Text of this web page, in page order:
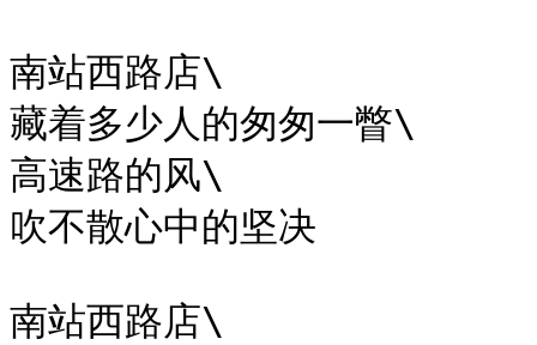
南站西路店\
藏着多少人的匆匆一瞥\
高速路的风\
吹不散心中的坚决
南站西路店\